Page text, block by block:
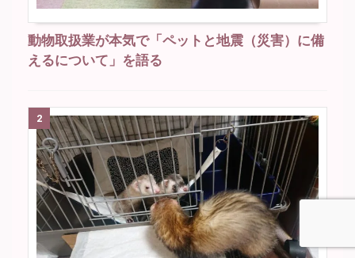
動物取扱業が本気で「ペットと地震（災害）に備
えるについて」を語る
2